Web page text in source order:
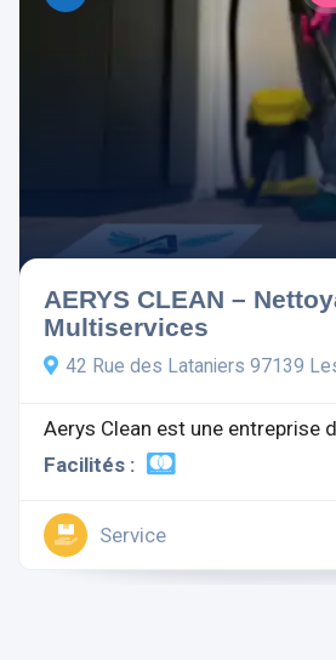
AERYS CLEAN –
Multiservices
42 Rue des Lataniers 97139
Aerys Clean est une entreprise
Facilités :
Service